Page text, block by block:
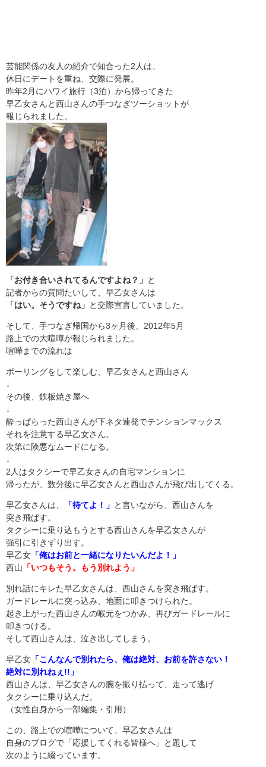
芸能関係の友人の紹介で知合った2人は、
休日にデートを重ね、交際に発展。
昨年2月にハワイ旅行（3泊）から帰ってきた
早乙女さんと西山さんの手つなぎツーショットが
報じられました。
「お付き合いされてるんですよね？」 と
記者からの質問たいして、早乙女さんは
「はい。そうですね」 と交際宣言していました。
そして、手つなぎ帰国から3ヶ月後、2012年5月
路上での大喧嘩が報じられました。
喧嘩までの流れは
ボーリングをして楽しむ、早乙女さんと西山さん
↓
その後、鉄板焼き屋へ
↓
酔っぱらった西山さんが下ネタ連発でテンションマックス
それを注意する早乙女さん。
次第に険悪なムードになる。
↓
2人はタクシーで早乙女さんの自宅マンションに
帰ったが、数分後に早乙女さんと西山さんが飛び出してくる。
早乙女さんは、 「待てよ！」 と言いながら、西山さんを
突き飛ばす。
タクシーに乗り込もうとする西山さんを早乙女さんが
強引に引きずり出す。
早乙女 「俺はお前と一緒になりたいんだよ！」
西山 「いつもそう。もう別れよう」
別れ話にキレた早乙女さんは、西山さんを突き飛ばす。
ガードレールに突っ込み、地面に叩きつけられた。
起き上がった西山さんの喉元をつかみ、再びガードレールに
叩きつける。
そして西山さんは、泣き出してしまう。
早乙女 「こんなんで別れたら、俺は絶対、お前を許さない！
絶対に別れねぇ!!」
西山さんは、早乙女さんの腕を振り払って、走って逃げ
タクシーに乗り込んだ。
（女性自身から一部編集・引用）
この、路上での喧嘩について、早乙女さんは
自身のブログで「応援してくれる皆様へ」と題して
次のように綴っています。